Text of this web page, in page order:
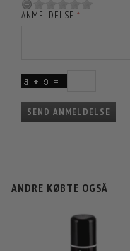
ANMELDELSE
SEND ANMELDELSE
ANDRE KØBTE OGSÅ